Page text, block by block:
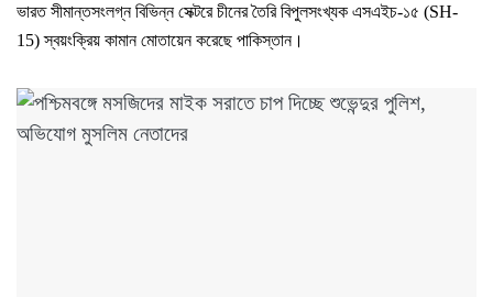
ভারত সীমান্তসংলগ্ন বিভিন্ন সেক্টরে চীনের তৈরি বিপুলসংখ্যক এসএইচ-১৫ (SH-
15) স্বয়ংক্রিয় কামান মোতায়েন করেছে পাকিস্তান।